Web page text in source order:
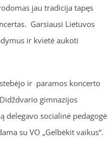
jau tradicija tapęs
Garsiausi Lietuvos
ir kvietė aukoti
ir paramos koncerto
gimnazijos
delegavo socialinė pedagogė
su VO „Gelbėkit vaikus“.